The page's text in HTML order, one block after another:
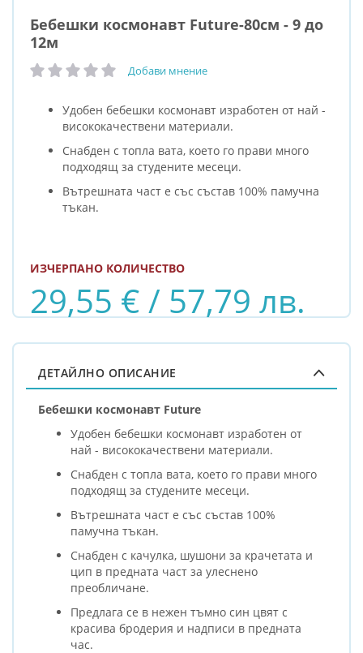
Бебешки космонавт Future-80см - 9 до
12м
рейтинг: Добави мнение
Удобен бебешки космонавт изработен от най -
висококачествени материали.
Снабден с топла вата, което го прави много
подходящ за студените месеци.
Вътрешната част е със състав 100% памучна
тъкан.
29,55 € / 57,79 лв.
ИЗЧЕРПАНО КОЛИЧЕСТВО
ДЕТАЙЛНО ОПИСАНИЕ
Бебешки космонавт Future
Удобен бебешки космонавт изработен от
най - висококачествени материали.
Снабден с топла вата, което го прави много
подходящ за студените месеци.
Вътрешната част е със състав 100%
памучна тъкан.
Снабден с качулка, шушони за крачетата и
цип в предната част за улеснено
преобличане.
Предлага се в нежен тъмно син цвят с
красива бродерия и надписи в предната
час.